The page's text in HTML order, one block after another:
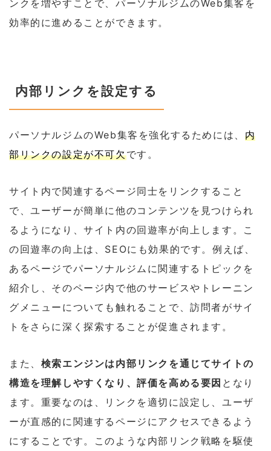
ンクを増やすことで、パーソナルジムのWeb集客を
効率的に進めることができます。
内部リンクを設定する
パーソナルジムのWeb集客を強化するためには、 内
部リンクの設定が不可欠です。
サイト内で関連するページ同士をリンクすること
で、ユーザーが簡単に他のコンテンツを見つけられ
るようになり、サイト内の回遊率が向上します。こ
の回遊率の向上は、SEOにも効果的です。例えば、
あるページでパーソナルジムに関連するトピックを
紹介し、そのページ内で他のサービスやトレーニン
グメニューについても触れることで、訪問者がサイ
トをさらに深く探索することが促進されます。
また、 検索エンジンは内部リンクを通じてサイトの
構造を理解しやすくなり、評価を高める要因 となり
ます。重要なのは、リンクを適切に設定し、ユーザ
ーが直感的に関連するページにアクセスできるよう
にすることです。このような内部リンク戦略を駆使